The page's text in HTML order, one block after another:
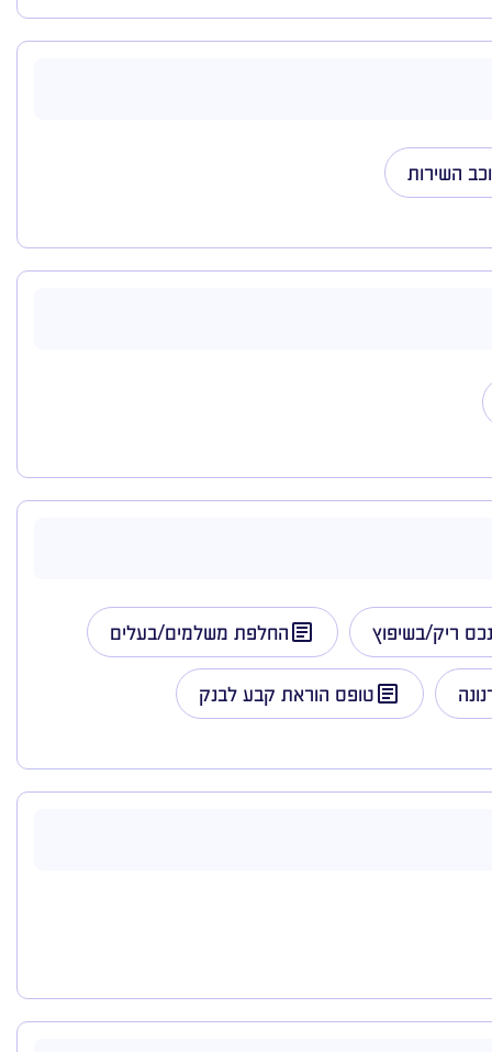
השירות
נכס ריק/בשיפוץ החלפת משלמים/בעלים
טופס הוראת קבע לבנק